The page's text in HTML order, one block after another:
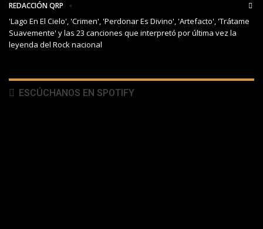
REDACCIÓN QRP
'Lago En El Cielo', 'Crimen', 'Perdonar Es Divino', 'Artefacto', 'Trátame
Suavemente' y las 23 canciones que interpretó por última vez la
leyenda del Rock nacional
ESCÚCHANOS EN SPOTIFY